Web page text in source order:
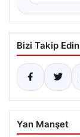
Bizi Takip Edin
Yan Manşet